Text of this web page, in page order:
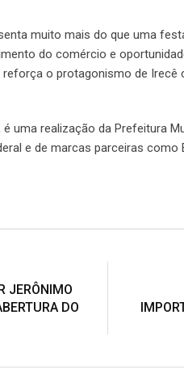
muito mais do que uma
do comércio e
o protagonismo de Irecê
uma realização da Prefeitura
e de marcas parceiras como
JERÔNIMO
DO